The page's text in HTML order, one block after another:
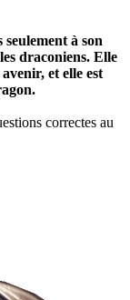
à son
draconiens. Elle
et elle est
correctes au